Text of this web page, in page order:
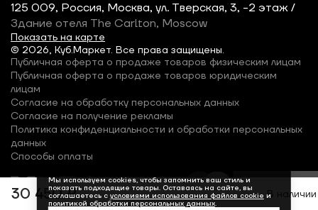
30 450 ₽ В наличии
© 2026, Куб.Маркет. Все права защищены.
125 009, Россия, Москва, ул. Тверская, 3, -2 этаж /
Здание отеля The Carlton, Moscow
Показать на карте
Публичная оферта о продаже товаров физическим лицам
Публичная оферта о продаже товаров юридическим
лицам
Согласие на обработку персональных данных
Согласие на получение рекламы
Политика конфиденциальности и обработки персональных
данных
Способы оплаты
Мы используем cookies, чтобы запомнить ваш стиль и
показать подходящие товары. Оставаясь на сайте, вы
соглашаетесь с условиями использования файлов cookie и
политикой обработки персональных данных.